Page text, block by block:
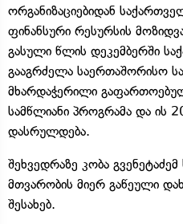
ორგანიზაციებიდან
ფინანსური რესურსის
გასული წლის დეკემბერში
გააგრძელა საერთაშორისო
მხარდაჭერილი
სამწლიანი პროგრამა და ის
დასრულდება.
შეხვედრაზე კობა გვენეტაძემ
მთვარობის მიერ გაწეული
შესახებ.